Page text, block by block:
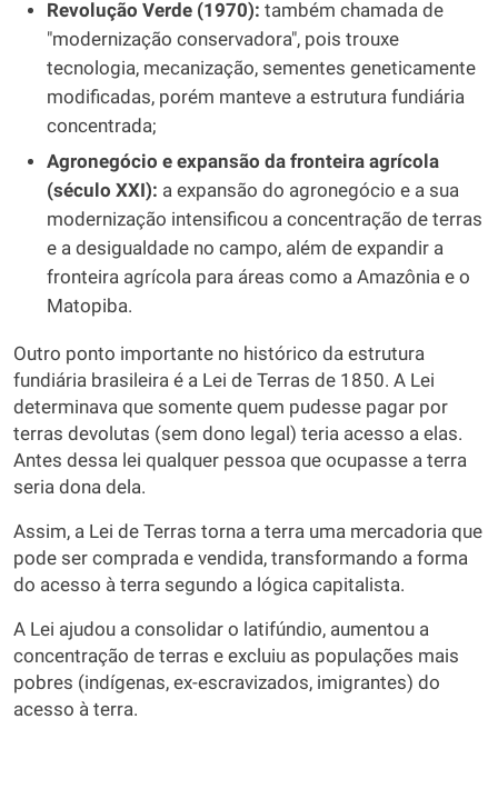
Revolução Verde (1970): também chamada de
"modernização conservadora", pois trouxe
tecnologia, mecanização, sementes geneticamente
modificadas, porém manteve a estrutura fundiária
concentrada;
Agronegócio e expansão da fronteira agrícola
(século XXI): a expansão do agronegócio e a sua
modernização intensificou a concentração de terras
e a desigualdade no campo, além de expandir a
fronteira agrícola para áreas como a Amazônia e o
Matopiba.
Outro ponto importante no histórico da estrutura
fundiária brasileira é a Lei de Terras de 1850. A Lei
determinava que somente quem pudesse pagar por
terras devolutas (sem dono legal) teria acesso a elas.
Antes dessa lei qualquer pessoa que ocupasse a terra
seria dona dela.
Assim, a Lei de Terras torna a terra uma mercadoria que
pode ser comprada e vendida, transformando a forma
do acesso à terra segundo a lógica capitalista.
A Lei ajudou a consolidar o latifúndio, aumentou a
concentração de terras e excluiu as populações mais
pobres (indígenas, ex-escravizados, imigrantes) do
acesso à terra.